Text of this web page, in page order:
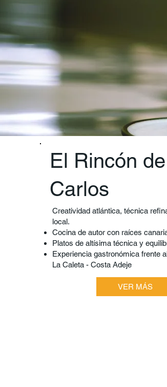
El Rincón
Carlos
Creatividad atlántica, técnica
local.
Cocina de autor con raíces
Platos de altísima técnica y
Experiencia gastronómica frente
La Caleta - Costa Adeje
VER MÁS